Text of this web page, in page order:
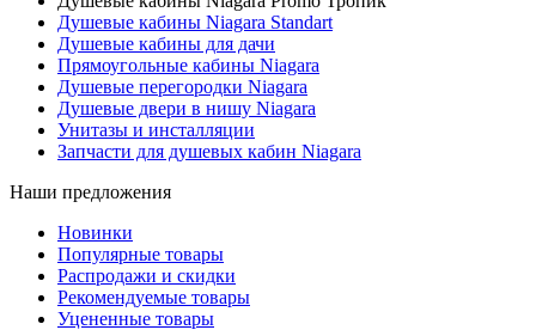
Душевые кабины Niagara Standart
Душевые кабины для дачи
Прямоугольные кабины Niagara
Душевые перегородки Niagara
Душевые двери в нишу Niagara
Унитазы и инсталляции
Запчасти для душевых кабин Niagara
Наши предложения
Новинки
Популярные товары
Распродажи и скидки
Рекомендуемые товары
Уцененные товары